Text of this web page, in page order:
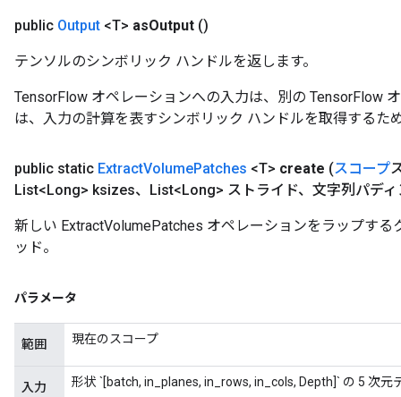
public Output <T> asOutput ()
テンソルのシンボリック ハンドルを返します。
TensorFlow オペレーションへの入力は、別の TensorFlow
は、入力の計算を表すシンボリック ハンドルを取得するた
public static ExtractVolumePatches <T> create (スコープ
List<Long> ksizes、List<Long> ストライド、文字列パディ
新しい ExtractVolumePatches オペレーションをラップす
ッド。
パラメータ
範囲 現在のスコープ
入力 形状 `[batch, in_planes, in_rows, in_cols, Depth]` の 5 次元